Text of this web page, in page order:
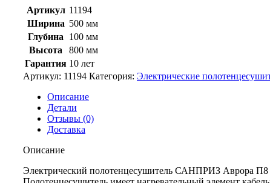
Артикул 11194
Ширина 500 мм
Глубина
100 мм
Высота
800 мм
Гарантия 10 лет
Артикул: 11194 Категория: Электрические
Описание
Детали
Отзывы (0)
Доставка
Описание
Электрический полотенцесушитель САНПРИЗ Аврора П8